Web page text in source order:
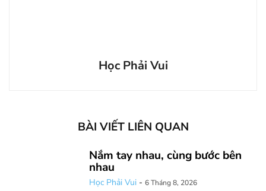
Học Phải Vui
BÀI VIẾT LIÊN QUAN
Nắm tay nhau, cùng bước bên
nhau
Học Phải Vui - 6 Tháng 8, 2026